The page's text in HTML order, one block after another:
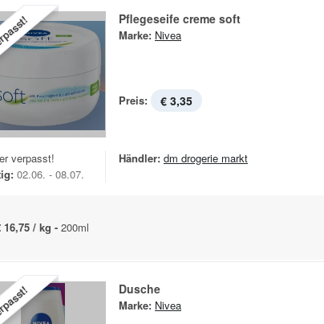
Pflegeseife creme soft
Marke: Nivea
Preis: € 3,35
verpasst!
02.06. - 08.07.
Händler: dm drogerie markt
16,75 / kg - 200ml
Dusche
Marke: Nivea